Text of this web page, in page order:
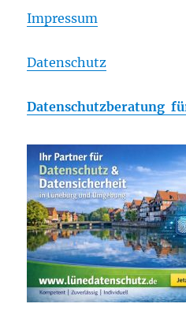
Impressum
Datenschutz
Datenschutzberatung